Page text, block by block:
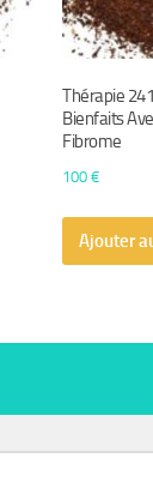
Thérapie
Bienfaits
Fibrome
100€
Ajouter